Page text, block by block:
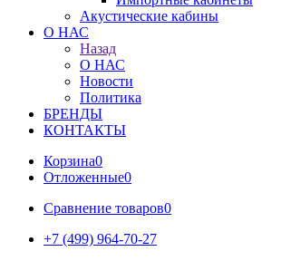
Акустические кабины
О НАС
Назад
О НАС
Новости
Политика
БРЕНДЫ
КОНТАКТЫ
Корзина0
Отложенные0
Сравнение товаров0
+7 (499) 964-70-27